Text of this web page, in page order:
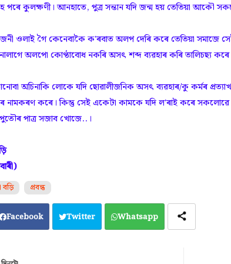
পৰে কুলক্ষণী। আনহাতে, পুত্ৰ সন্তান যদি জন্ম হয় তেতিয়া আকৌ
ওলাই গৈ কেনেবাকৈ ক'ৰবাত অলপ দেৰি কৰে তেতিয়া সমাজে
অলপো কোণ্ঠাবোধ নকৰি অসৎ শব্দ ব্যৱহাৰ কৰি তালিচছ্য
অচিনাকি লোকে যদি ছোৱালীজনিক অসৎ ব্যৱহাৰ/কু কৰ্মৰ
নামকৰণ কৰে। কিন্তু সেই একেটা কামকে যদি ল'ৰাই কৰে
পাত্ৰ সজাব খোজে..।
বড়ি প্ৰবন্ধ
Facebook Twitter Whatsapp